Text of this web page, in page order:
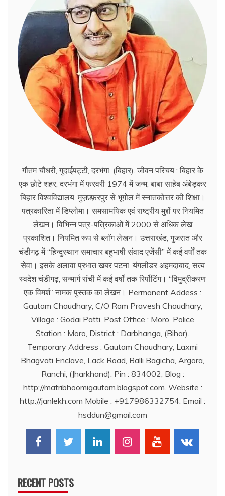
गौतम चौधरी, गुदाईपट्टी, दरभंगा, (बिहार). जीवन परिचय : बिहार के
एक छोटे शहर, दरभंगा में फरवरी 1974 में जन्म, बाबा साहेब अंबेड्कर
बिहार विश्वविद्यालय, मुज़फ़्फ़रपुर से भूगोल में स्नातकोत्तर की शिक्षा।
पत्रकारिता में डिप्लोमा। समसामयिक एवं राष्ट्रीय मुद्दों पर नियमित
लेखन। विभिन्न पत्र-पत्रिकाओं में 2000 से अधिक लेख
प्रकाशित। नियमित रूप से ब्लाॅग लेखन। उत्तराखंड, गुजरात और
चंडीगढ़ में ‘‘हिन्दुस्थान समाचार बहुभाषी संवाद एजेंसी’’ में कई वर्षों तक
सेवा। इसके अलावा प्रभात खबर पटना, यंगलीडर अहमदाबाद, सत्य
स्वदेश चंडीगढ़, सन्मार्ग रांची में कई वर्षों तक रिर्पोटिंग। ‘‘विमुद्रीकरण
एक विमर्श’’ नामक पुस्तक का लेखन। Permanent Addess :
Gautam Chaudhary, C/O Ram Pravesh Chaudhary,
Village : Godai Patti, Post Office : Moro, Police
Station : Moro, District : Darbhanga, (Bihar).
Temporary Address : Gautam Chaudhary, Laxmi
Bhagvati Enclave, Lack Road, Balli Bagicha, Argora,
Ranchi, (Jharkhand). Pin : 834002, Blog :
http://matribhoomigautam.blogspot.com. Website :
http://janlekh.com Mobile : +917986332754. Email :
hsddun@gmail.com
RECENT POSTS